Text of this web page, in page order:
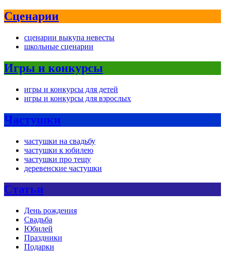
Сценарии
сценарии выкупа невесты
школьные сценарии
Игры и конкурсы
игры и конкурсы для детей
игры и конкурсы для взрослых
Частушки
частушки на свадьбу
частушки к юбилею
частушки про тещу
деревенские частушки
Статьи
День рождения
Свадьба
Юбилей
Праздники
Подарки